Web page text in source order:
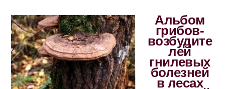
Альбом
грибов-
возбудите
лей
гнилевых
болезней
в лесах